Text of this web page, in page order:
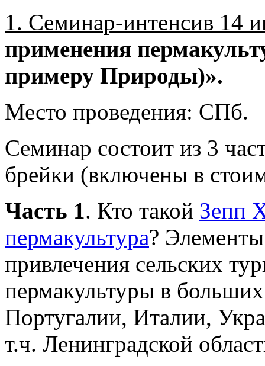
1. Семинар-интенсив 14
применения
примеру Природы)».
Место проведения: СПб.
Семинар состоит из 3
брейки (включены в
Часть 1. Кто такой Зепп
пермакультура?
привлечения сельских
пермакультуры в
Португалии, Италии,
т.ч. Ленинградской